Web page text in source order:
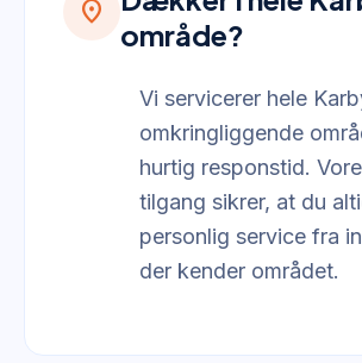
location_on
område?
Vi servicerer hele
omkringliggende
hurtig responstid.
tilgang sikrer, at du
personlig service fra
der kender området.